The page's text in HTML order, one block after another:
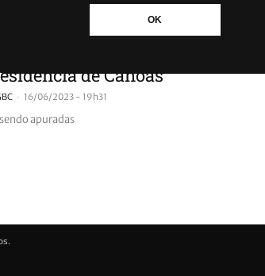
OK
são acionados para controlar
de Canoas
- 16/06/2023 - 19h31
apuradas